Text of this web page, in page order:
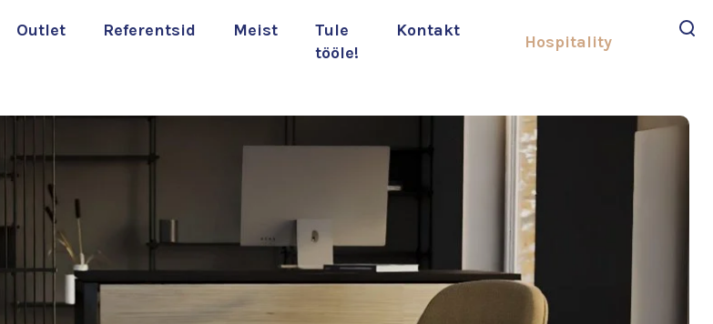
Outlet Referentsid Meist
Tule
tööle!
Kontakt
Hospitality